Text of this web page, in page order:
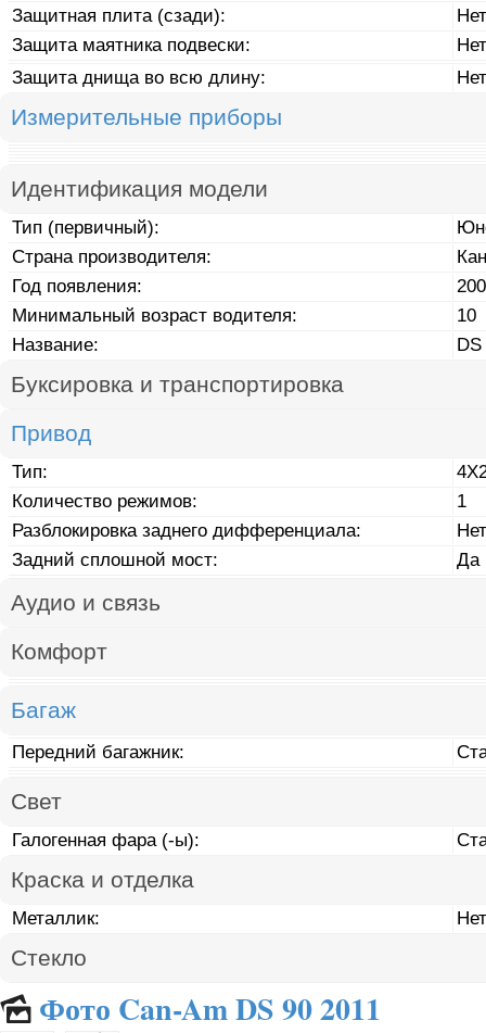
Защитная плита (сзади):
Нет
Защита маятника подвески:
Нет
Защита днища во всю длину:
Нет
Измерительные приборы
Идентификация модели
Тип (первичный):
Страна производителя:
Год появления:
Минимальный возраст водителя:
10
Название:
Буксировка и транспортировка
Привод
Тип:
Количество режимов:
1
Разблокировка заднего дифференциала:
Нет
Задний сплошной мост:
Да
Аудио и связь
Комфорт
Багаж
Передний багажник:
Свет
Галогенная фара (-ы):
Краска и отделка
Металлик: Нет
Стекло
🌄 Фото Can-Am DS 90 2011